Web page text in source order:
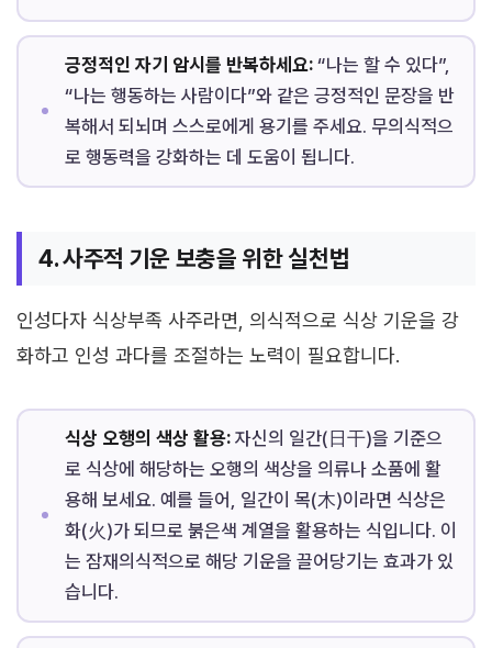
긍정적인 자기 암시를 반복하세요:“나는 할 수 있다”,
“나는 행동하는 사람이다”와 같은 긍정적인 문장을 반
복해서 되뇌며 스스로에게 용기를 주세요. 무의식적으
로 행동력을 강화하는 데 도움이 됩니다.
4. 사주적 기운 보충을 위한 실천법
인성다자 식상부족 사주라면, 의식적으로 식상 기운을 강
화하고 인성 과다를 조절하는 노력이 필요합니다.
식상 오행의 색상 활용:자신의 일간(日干)을 기준으
로 식상에 해당하는 오행의 색상을 의류나 소품에 활
용해 보세요. 예를 들어, 일간이 목(木)이라면 식상은
화(火)가 되므로 붉은색 계열을 활용하는 식입니다. 이
는 잠재의식적으로 해당 기운을 끌어당기는 효과가 있
습니다.